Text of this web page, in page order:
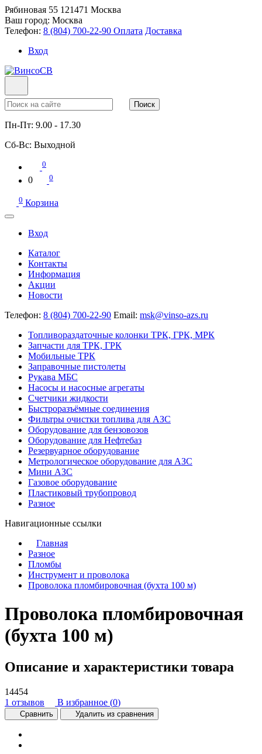
Рябиновая 55 121471 Москва
Ваш город: Москва
Телефон: 8 (804) 700-22-90 Оплата Доставка
Вход
Поиск
Пн-Пт: 9.00 - 17.30
Сб-Вс: Выходной
0
0 0
0 Корзина
Вход
Каталог
Контакты
Информация
Акции
Новости
Телефон: 8 (804) 700-22-90 Email: msk@vinso-azs.ru
Топливораздаточные колонки ТРК, ГРК, МРК
Запчасти для ТРК, ГРК
Мобильные ТРК
Заправочные пистолеты
Рукава МБС
Насосы и насосные агрегаты
Счетчики жидкости
Быстроразъёмные соединения
Фильтры очистки топлива для АЗС
Оборудование для бензовозов
Оборудование для Нефтебаз
Резервуарное оборудование
Метрологическое оборудование для АЗС
Мини АЗС
Газовое оборудование
Пластиковый трубопровод
Разное
Навигационные ссылки
Главная
Разное
Пломбы
Инструмент и проволока
Проволока пломбировочная (бухта 100 м)
Проволока пломбировочная
(бухта 100 м)
Описание и характеристики товара
14454
1 отзывов
В избранное (0)
Сравнить Удалить из сравнения